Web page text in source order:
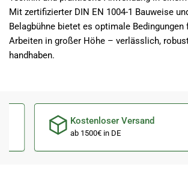
Mit zertifizierter DIN EN 1004-1 Bauweise
Belagbühne bietet es optimale
Arbeiten in großer Höhe – verlässlich,
handhaben.
Kostenloser Versand
ab 1500€ in DE